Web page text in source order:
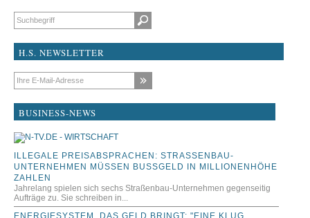
Suchbegriffe
H.S. NEWSLETTER
E-Mail-Adresse
BUSINESS-NEWS
ILLEGALE PREISABSPRACHEN: STRASSENBAU-U
NTERNEHMEN MÜSSEN BUSSGELD IN MILLIONENHÖHE ZA
HLEN
Jahrelang spielen sich sechs Straßenbau-Unternehmen gegenseitig
Aufträge zu. Sie schreiben in...